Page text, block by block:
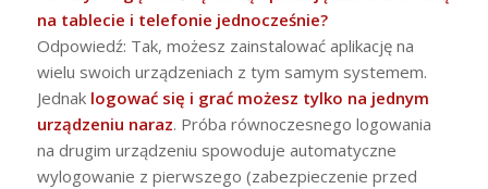
na tablecie i telefonie jednocześnie?
Odpowiedź: Tak, możesz zainstalować aplikację na
wielu swoich urządzeniach z tym samym systemem.
Jednak logować się i grać możesz tylko na jednym
urządzeniu naraz. Próba równoczesnego logowania
na drugim urządzeniu spowoduje automatyczne
wylogowanie z pierwszego (zabezpieczenie przed